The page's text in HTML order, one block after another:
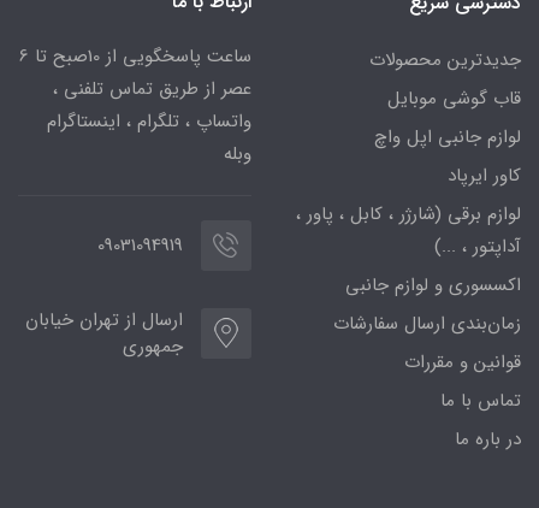
جدیدترین محصولات
قاب گوشی موبایل
لوازم جانبی اپل واچ
کاور ایرپاد
لوازم برقی (شارژر ، کابل ، پاور ،
آداپتور ، ...)
اکسسوری و لوازم جانبی
زمان‌بندی ارسال سفارشات
قوانین و مقررات
تماس با ما
در باره ما
ساعت پاسخگویی از 10صبح تا 6
عصر از طریق تماس تلفنی ،
واتساپ ، تلگرام ، اینستاگرام
وبله
09031094919
ارسال از تهران خیابان
جمهوری